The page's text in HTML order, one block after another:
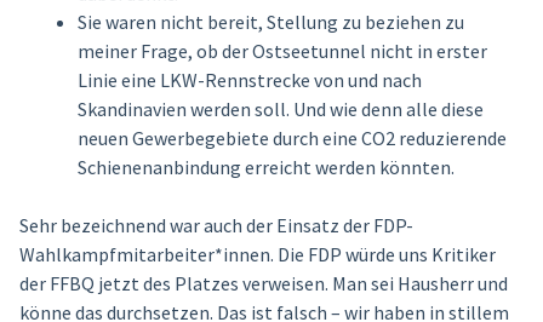
Sie waren nicht bereit, Stellung zu beziehen zu
meiner Frage, ob der Ostseetunnel nicht in erster
Linie eine LKW-Rennstrecke von und nach
Skandinavien werden soll. Und wie denn alle diese
neuen Gewerbegebiete durch eine CO2 reduzierende
Schienenanbindung erreicht werden könnten.
Sehr bezeichnend war auch der Einsatz der FDP-
Wahlkampfmitarbeiter*innen. Die FDP würde uns Kritiker
der FFBQ jetzt des Platzes verweisen. Man sei Hausherr und
könne das durchsetzen. Das ist falsch – wir haben in stillem